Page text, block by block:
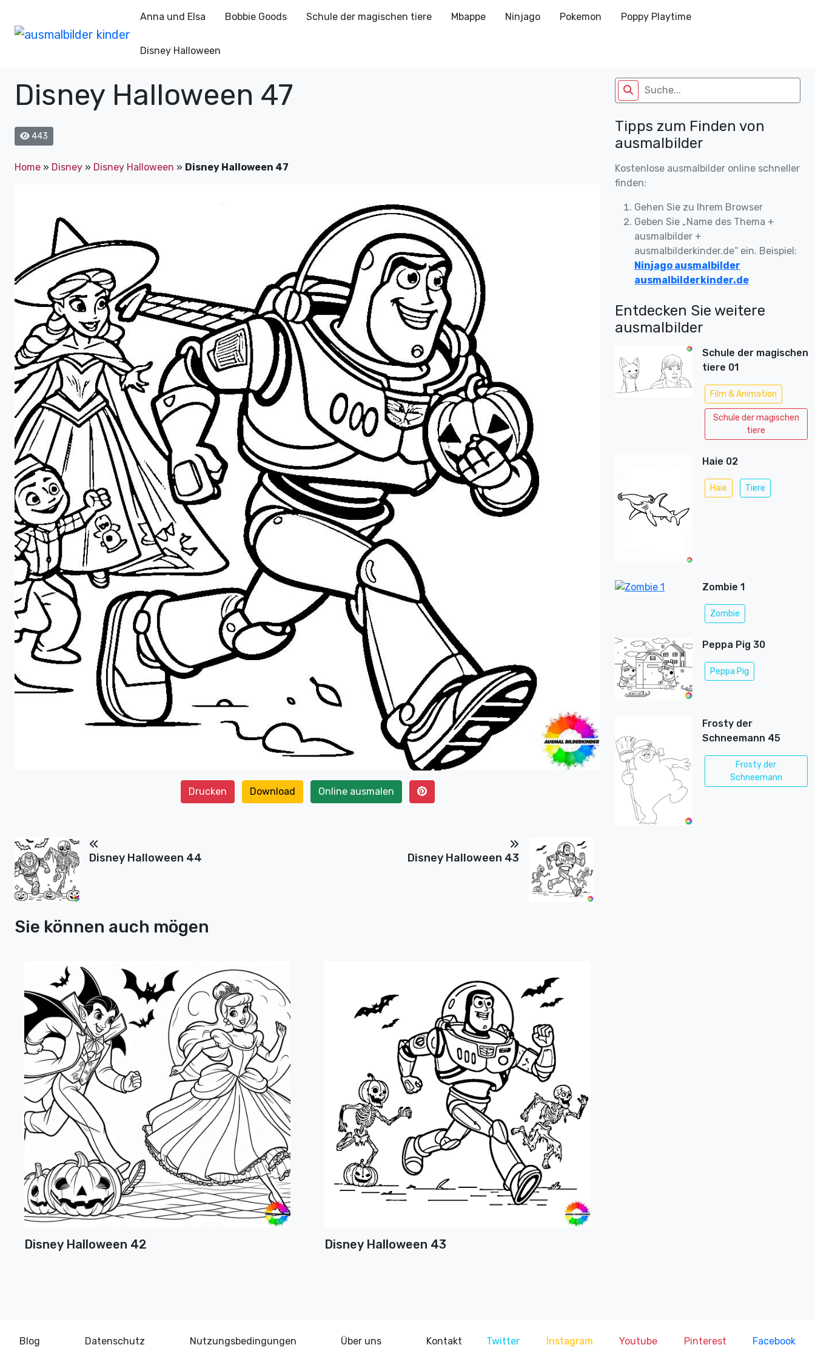
Anna und Elsa Bobbie Goods Schule der magischen tiere Mbappe Ninjago Pokemon Poppy Playtime
Disney Halloween
Disney Halloween 47
443
Home » Disney » Disney Halloween » Disney Halloween 47
Drucken Download Online ausmalen
Disney Halloween 44 Disney Halloween 43
Sie können auch mögen
Disney Halloween 42 Disney Halloween 43
Tipps zum Finden von
ausmalbilder
Kostenlose ausmalbilder online schneller
finden:
Gehen Sie zu Ihrem Browser
Geben Sie „Name des Thema +
ausmalbilder +
ausmalbilderkinder.de“ ein. Beispiel:
Ninjago ausmalbilder
ausmalbilderkinder.de
Entdecken Sie weitere
ausmalbilder
Schule der magischen
tiere 01
Film & Animation
Schule der magischen
tiere
Haie 02
Haie Tiere
Zombie 1
Zombie
Peppa Pig 30
Peppa Pig
Frosty der
Schneemann 45
Frosty der
Schneemann
Blog Datenschutz Nutzungsbedingungen Über uns Kontakt Twitter Instagram Youtube Pinterest Facebook